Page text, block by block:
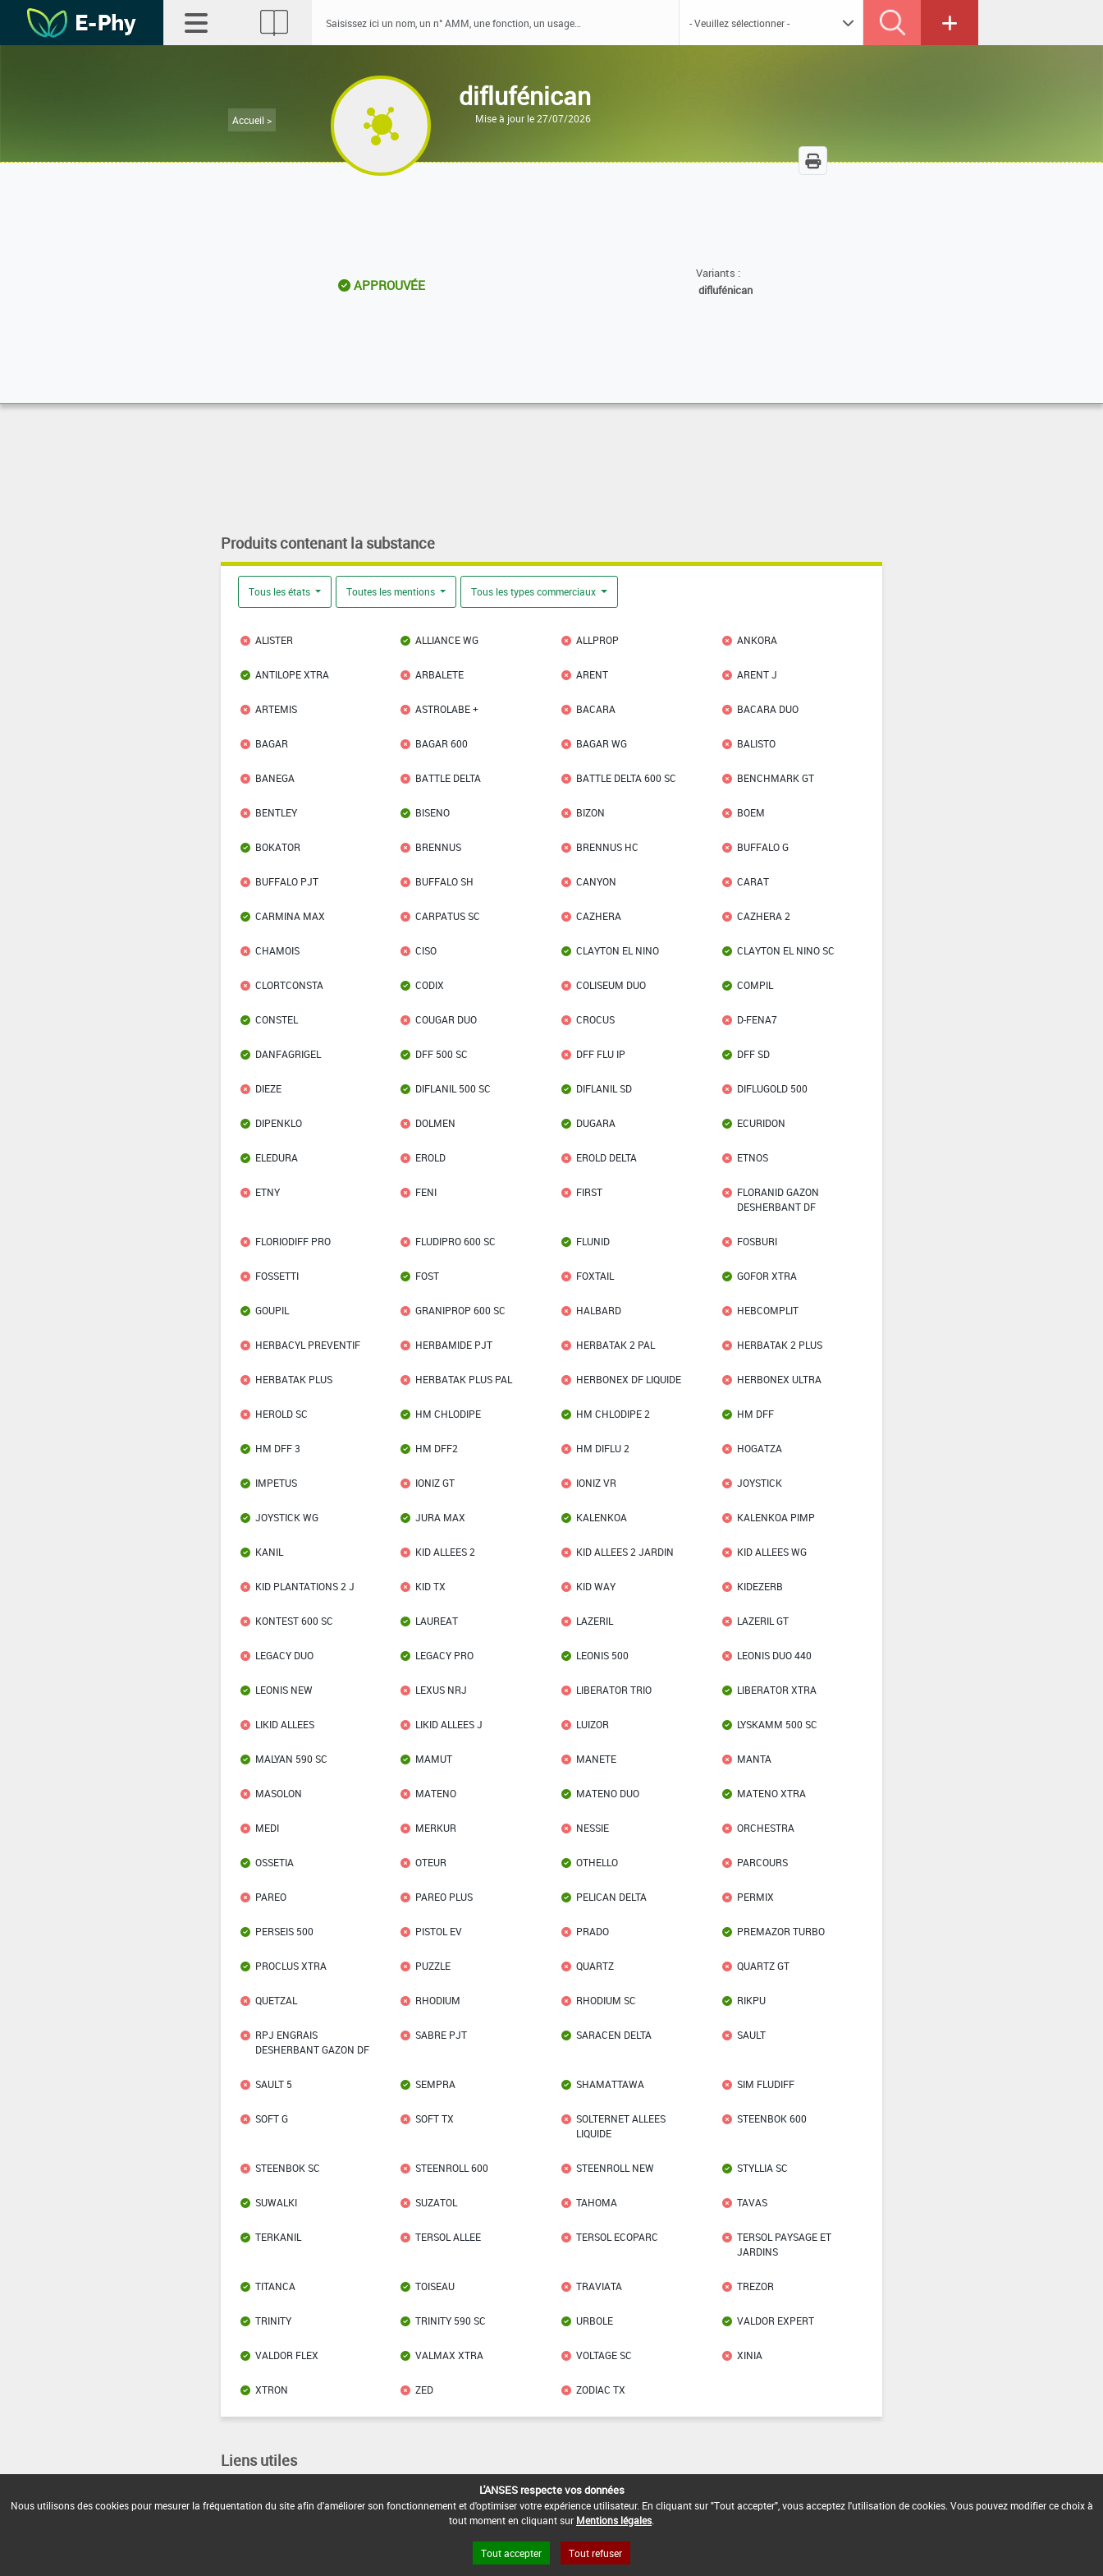
Accueil >
diflufénican
Mise à jour le 27/07/2026
APPROUVÉE
Variants :
diflufénican
Produits contenant la substance
Tous les états Toutes les mentions Tous les types commerciaux
ALISTER ALLIANCE WG ALLPROP ANKORA
ANTILOPE XTRA ARBALETE ARENT ARENT J
ARTEMIS ASTROLABE + BACARA BACARA DUO
BAGAR BAGAR 600 BAGAR WG BALISTO
BANEGA BATTLE DELTA BATTLE DELTA 600 SC BENCHMARK GT
BENTLEY BISENO BIZON BOEM
BOKATOR BRENNUS BRENNUS HC BUFFALO G
BUFFALO PJT BUFFALO SH CANYON CARAT
CARMINA MAX CARPATUS SC CAZHERA CAZHERA 2
CHAMOIS CISO CLAYTON EL NINO CLAYTON EL NINO SC
CLORTCONSTA CODIX COLISEUM DUO COMPIL
CONSTEL COUGAR DUO CROCUS D-FENA7
DANFAGRIGEL DFF 500 SC DFF FLU IP DFF SD
DIEZE DIFLANIL 500 SC DIFLANIL SD DIFLUGOLD 500
DIPENKLO DOLMEN DUGARA ECURIDON
ELEDURA EROLD EROLD DELTA ETNOS
ETNY FENI FIRST
FLORANID GAZON
DESHERBANT DF
FLORIODIFF PRO FLUDIPRO 600 SC FLUNID FOSBURI
FOSSETTI FOST FOXTAIL GOFOR XTRA
GOUPIL GRANIPROP 600 SC HALBARD HEBCOMPLIT
HERBACYL PREVENTIF HERBAMIDE PJT HERBATAK 2 PAL HERBATAK 2 PLUS
HERBATAK PLUS HERBATAK PLUS PAL HERBONEX DF LIQUIDE HERBONEX ULTRA
HEROLD SC HM CHLODIPE HM CHLODIPE 2 HM DFF
HM DFF 3 HM DFF2 HM DIFLU 2 HOGATZA
IMPETUS IONIZ GT IONIZ VR JOYSTICK
JOYSTICK WG JURA MAX KALENKOA KALENKOA PIMP
KANIL KID ALLEES 2 KID ALLEES 2 JARDIN KID ALLEES WG
KID PLANTATIONS 2 J KID TX KID WAY KIDEZERB
KONTEST 600 SC LAUREAT LAZERIL LAZERIL GT
LEGACY DUO LEGACY PRO LEONIS 500 LEONIS DUO 440
LEONIS NEW LEXUS NRJ LIBERATOR TRIO LIBERATOR XTRA
LIKID ALLEES LIKID ALLEES J LUIZOR LYSKAMM 500 SC
MALYAN 590 SC MAMUT MANETE MANTA
MASOLON MATENO MATENO DUO MATENO XTRA
MEDI MERKUR NESSIE ORCHESTRA
OSSETIA OTEUR OTHELLO PARCOURS
PAREO PAREO PLUS PELICAN DELTA PERMIX
PERSEIS 500 PISTOL EV PRADO PREMAZOR TURBO
PROCLUS XTRA PUZZLE QUARTZ QUARTZ GT
QUETZAL RHODIUM RHODIUM SC RIKPU
RPJ ENGRAIS
DESHERBANT GAZON DF
SABRE PJT SARACEN DELTA SAULT
SAULT 5 SEMPRA SHAMATTAWA SIM FLUDIFF
SOFT G SOFT TX
SOLTERNET ALLEES
LIQUIDE
STEENBOK 600
STEENBOK SC STEENROLL 600 STEENROLL NEW STYLLIA SC
SUWALKI SUZATOL TAHOMA TAVAS
TERKANIL TERSOL ALLEE TERSOL ECOPARC
TERSOL PAYSAGE ET
JARDINS
TITANCA TOISEAU TRAVIATA TREZOR
TRINITY TRINITY 590 SC URBOLE VALDOR EXPERT
VALDOR FLEX VALMAX XTRA VOLTAGE SC XINIA
XTRON ZED ZODIAC TX
Liens utiles
Base de données européenne des pesticides
Base de données européenne des substances chimiques
L'ANSES respecte vos données
Nous utilisons des cookies pour mesurer la fréquentation du site afin d'améliorer son fonctionnement et d'optimiser votre expérience utilisateur. En cliquant sur "Tout accepter", vous acceptez l'utilisation de cookies. Vous pouvez modifier ce choix à
tout moment en cliquant sur Mentions légales
Tout accepter Tout refuser